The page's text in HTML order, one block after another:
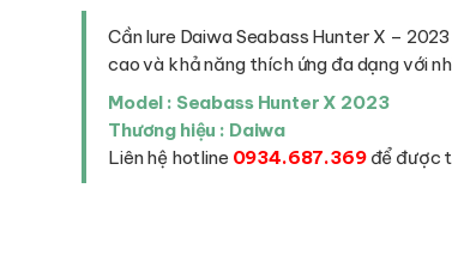
Hunter
lượng
Cần lure Daiwa Seabass Hunter X –
cao và khả năng thích ứng đa dạng với
Model : Seabass Hunter X 2023
Thương hiệu : Daiwa
Liên hệ hotline 0934.687.369để được